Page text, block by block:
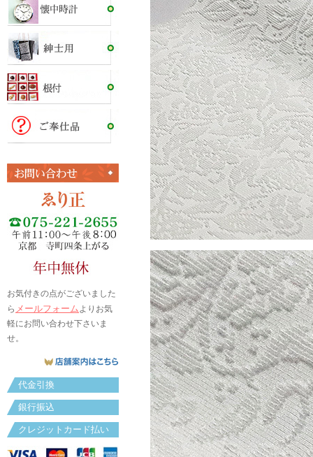
お気付きの点がございました
ら メールフォームよりお気
軽にお問い合わせ下さいま
せ。
代金引換
銀行振込
クレジットカード払い